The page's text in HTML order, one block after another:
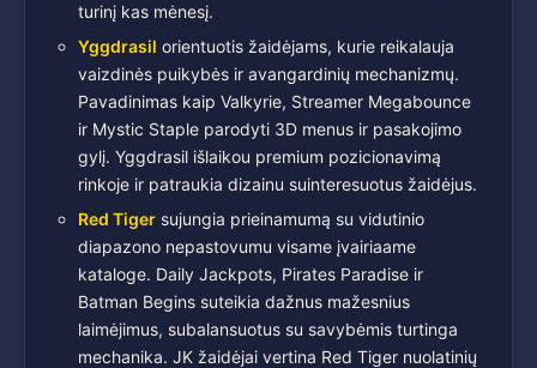
turinį kas mėnesį.
Yggdrasil orientuotis žaidėjams, kurie reikalauja
vaizdinės puikybės ir avangardinių mechanizmų.
Pavadinimas kaip Valkyrie, Streamer Megabounce
ir Mystic Staple parodyti 3D menus ir pasakojimo
gylį. Yggdrasil išlaikou premium pozicionavimą
rinkoje ir patraukia dizainu suinteresuotus žaidėjus.
Red Tiger sujungia prieinamumą su vidutinio
diapazono nepastovumu visame įvairiaame
kataloge. Daily Jackpots, Pirates Paradise ir
Batman Begins suteikia dažnus mažesnius
laimėjimus, subalansuotus su savybėmis turtinga
mechanika. JK žaidėjai vertina Red Tiger nuolatinių